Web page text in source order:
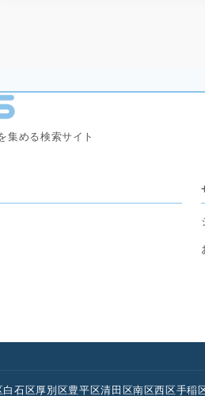
集める検索サイト
白石区厚別区豊平区清田区南区西区手稲